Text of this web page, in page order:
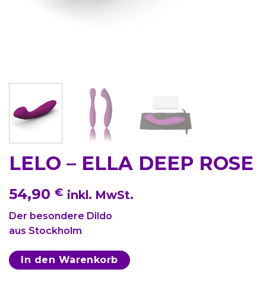
LELO – ELLA DEEP ROSE
54,90 € inkl. MwSt.
Der besondere Dildo
aus Stockholm
In den Warenkorb